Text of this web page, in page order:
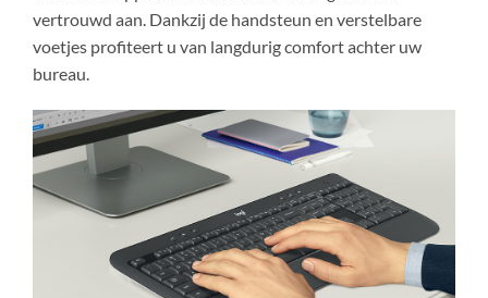
vertrouwd aan. Dankzij de handsteun en verstelbare
voetjes profiteert u van langdurig comfort achter uw
bureau.